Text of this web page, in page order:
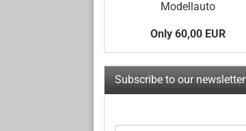
Modellauto
Only 60,00 EUR
Subscribe to our newsletter